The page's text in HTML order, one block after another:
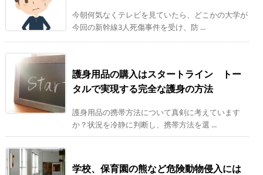
今朝何気なくテレビを見ていたら、どこかの大学が
今回の新幹線3人死傷事件を受け、防 ...
護身用品の購入はスタートライン トー
タルで実現する完全な護身の方法
護身用品の携帯方法について真剣に考えています
か？状況を冷静に判断し、携帯方法を選 ...
学校、保育園の熊など危険動物侵入には